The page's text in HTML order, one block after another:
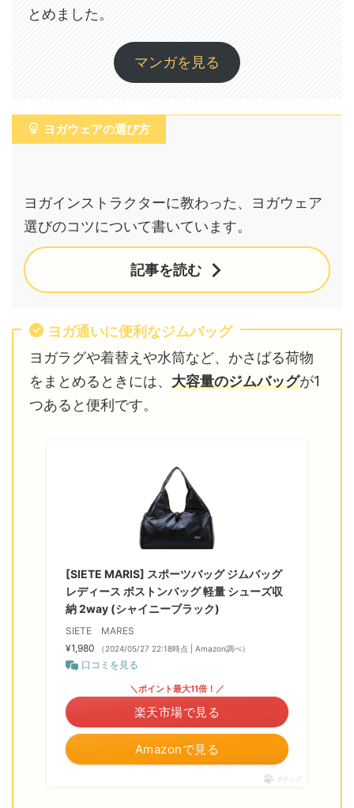
とめました。
マンガを見る
ヨガウェアの選び方
ヨガインストラクターに教わった、ヨガウェア
選びのコツについて書いています。
記事を読む
ヨガ通いに便利なジムバッグ
ヨガラグや着替えや水筒など、かさばる荷物
をまとめるときには、 大容量のジムバッグが1
つあると便利です。
[SIETE MARIS] スポーツバッグ ジムバッグ
レディース ボストンバッグ 軽量 シューズ収
納 2way (シャイニーブラック)
SIETE MARES
¥1,980
（2024/05/27 22:18時点 | Amazon調べ）
口コミを見る
Amazonで見る
＼ポイント最大11倍！／
楽天市場で見る
ポチップ